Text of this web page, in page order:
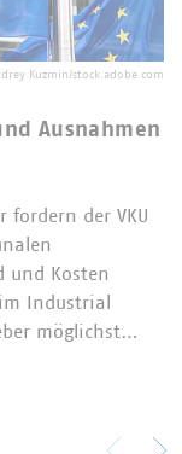
Kuzmin/stock.adobe.com
Ausnahmen
fordern der VKU
und Kosten
Industrial
möglichst…